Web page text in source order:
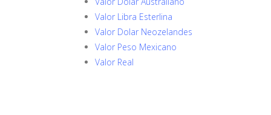
Valor Libra Esterlina
Valor Dolar Neozelandes
Valor Peso Mexicano
Valor Real